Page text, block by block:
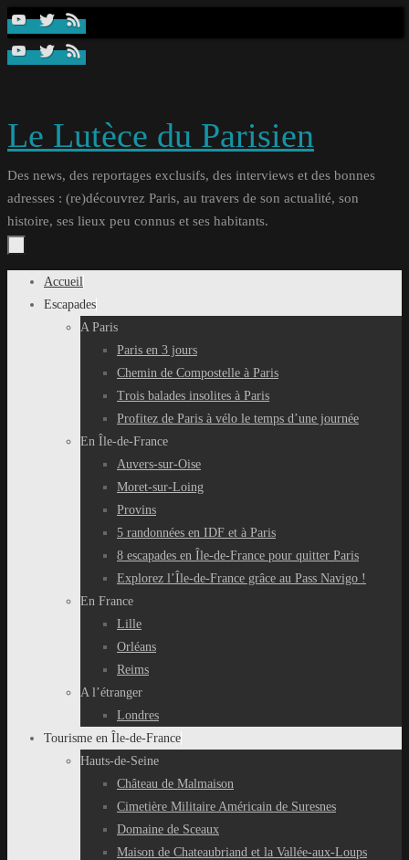
Passer
contenu
Le Lutèce du Parisien
Des news, des reportages exclusifs, des interviews et des bonnes
adresses : (re)découvrez Paris, au travers de son actualité, son
histoire, ses lieux peu connus et ses habitants.
Passer
Accueil
Escapades
A Paris
Paris en 3 jours
Chemin de Compostelle à Paris
Trois balades insolites à Paris
Profitez de Paris à vélo le temps d’une journée
En Île-de-France
Auvers-sur-Oise
Moret-sur-Loing
Provins
5 randonnées en IDF et à Paris
8 escapades en Île-de-France pour quitter Paris
Explorez l’Île-de-France grâce au Pass Navigo !
En France
Lille
Orléans
Reims
A l’étranger
Londres
Tourisme en Île-de-France
Hauts-de-Seine
Château de Malmaison
Cimetière Militaire Américain de Suresnes
Domaine de Sceaux
Maison de Chateaubriand et la Vallée-aux-Loups